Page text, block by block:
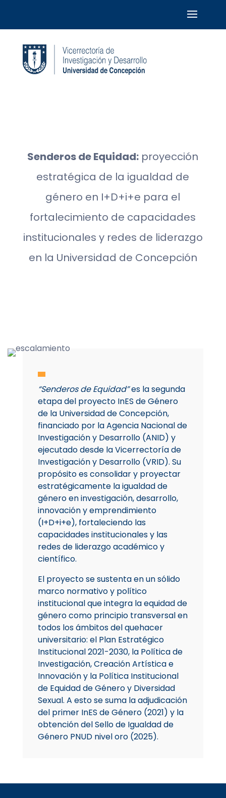
Senderos de Equidad: proyección
estratégica de la igualdad de
género en I+D+i+e para el
fortalecimiento de capacidades
institucionales y redes de liderazgo
en la Universidad de Concepción
“Senderos de Equidad”es la segunda
etapa del proyecto InES de Género
de la Universidad de Concepción,
financiado por la Agencia Nacional de
Investigación y Desarrollo (ANID) y
ejecutado desde la Vicerrectoría de
Investigación y Desarrollo (VRID). Su
propósito es consolidar y proyectar
estratégicamente la igualdad de
género en investigación, desarrollo,
innovación y emprendimiento
(I+D+i+e), fortaleciendo las
capacidades institucionales y las
redes de liderazgo académico y
científico.
El proyecto se sustenta en un sólido
marco normativo y político
institucional que integra la equidad de
género como principio transversal en
todos los ámbitos del quehacer
universitario: el Plan Estratégico
Institucional 2021-2030, la Política de
Investigación, Creación Artística e
Innovación y la Política Institucional
de Equidad de Género y Diversidad
Sexual. A esto se suma la adjudicación
del primer InES de Género (2021) y la
obtención del Sello de Igualdad de
Género PNUD nivel oro (2025).